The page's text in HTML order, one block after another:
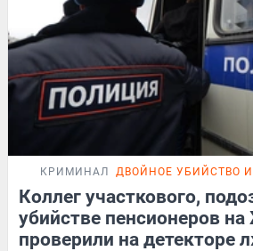
КРИМИНАЛ ДВОЙНОЕ УБИЙСТВО
Коллег участкового,
убийстве пенсионеров
проверили на детекторе